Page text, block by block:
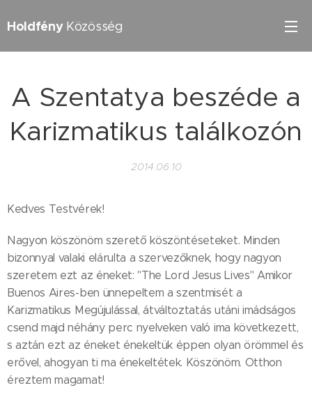
HoldfényKözösség
A Szentatya beszéde a
Karizmatikus találkozón
2014.06.10
Kedves Testvérek!
Nagyon köszönöm szerető köszöntéseteket. Minden
bizonnyal valaki elárulta a szervezőknek, hogy nagyon
szeretem ezt az éneket: "The Lord Jesus Lives" Amikor
Buenos Aires-ben ünnepeltem a szentmisét a
Karizmatikus Megújulással, átváltoztatás utáni imádságos
csend majd néhány perc nyelveken való ima következett,
s aztán ezt az éneket énekeltük éppen olyan örömmel és
erővel, ahogyan ti ma énekeltétek. Köszönöm. Otthon
éreztem magamat!